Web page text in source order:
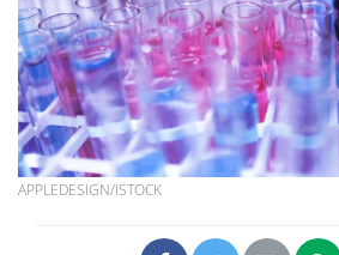
APPLEDESIGN/ISTOCK